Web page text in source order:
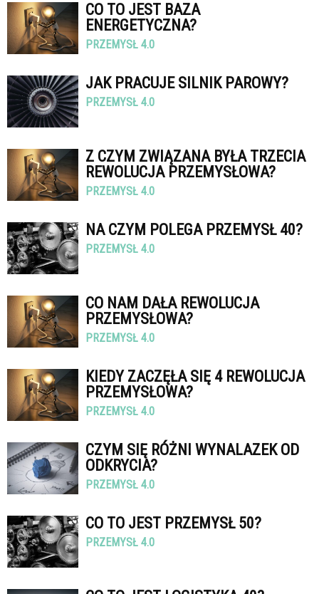
CO TO JEST BAZA
ENERGETYCZNA?
PRZEMYSŁ 4.0
JAK PRACUJE SILNIK PAROWY?
PRZEMYSŁ 4.0
Z CZYM ZWIĄZANA BYŁA TRZECIA
REWOLUCJA PRZEMYSŁOWA?
PRZEMYSŁ 4.0
NA CZYM POLEGA PRZEMYSŁ 40?
PRZEMYSŁ 4.0
CO NAM DAŁA REWOLUCJA
PRZEMYSŁOWA?
PRZEMYSŁ 4.0
KIEDY ZACZĘŁA SIĘ 4 REWOLUCJA
PRZEMYSŁOWA?
PRZEMYSŁ 4.0
CZYM SIĘ RÓŻNI WYNALAZEK OD
ODKRYCIA?
PRZEMYSŁ 4.0
CO TO JEST PRZEMYSŁ 50?
PRZEMYSŁ 4.0